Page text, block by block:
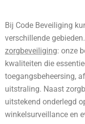
Bij Code Beveiliging
verschillende
zorgbeveiliging: onze
kwaliteiten die
toegangsbeheersing,
uitstraling. Naast
uitstekend onderlegd
winkelsurveillance en